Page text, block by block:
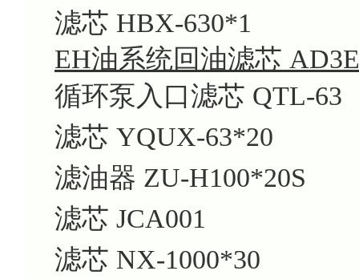
滤芯 HBX-630*1
EH油系统回油滤芯
循环泵入口滤芯 QTL-63
滤芯 YQUX-63*20
滤油器 ZU-H100*20S
滤芯 JCA001
滤芯 NX-1000*30